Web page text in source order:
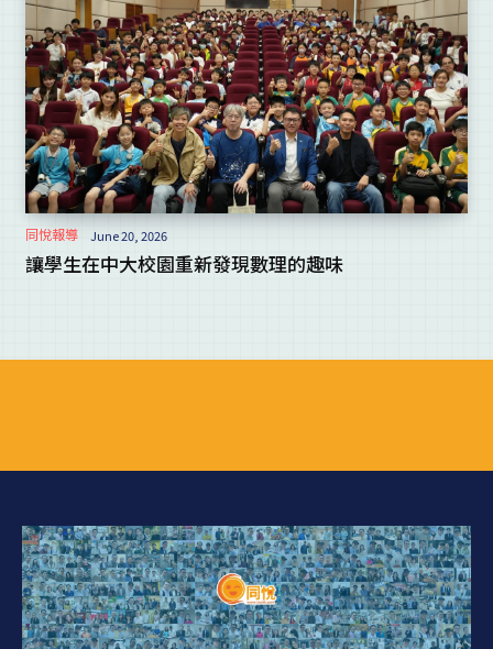
同悅報導 June 20, 2026
讓學生在中大校園重新發現數理的趣味